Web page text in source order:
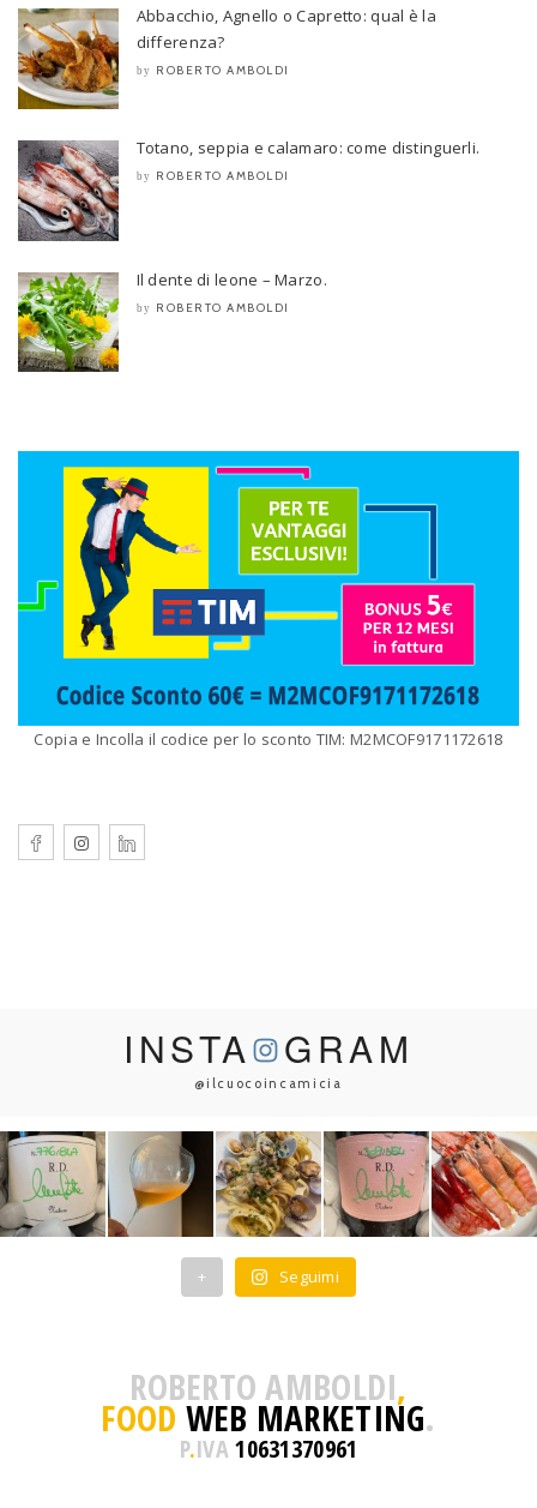
Abbacchio, Agnello o Capretto: qual è la
differenza?
by ROBERTO AMBOLDI
Totano, seppia e calamaro: come distinguerli.
by ROBERTO AMBOLDI
Il dente di leone – Marzo.
by ROBERTO AMBOLDI
Copia e Incolla il codice per lo sconto TIM: M2MCOF9171172618
INSTA GRAM
@ilcuocoincamicia
+ Seguimi
ROBERTO AMBOLDI,
FOOD WEB MARKETING.
P.IVA10631370961